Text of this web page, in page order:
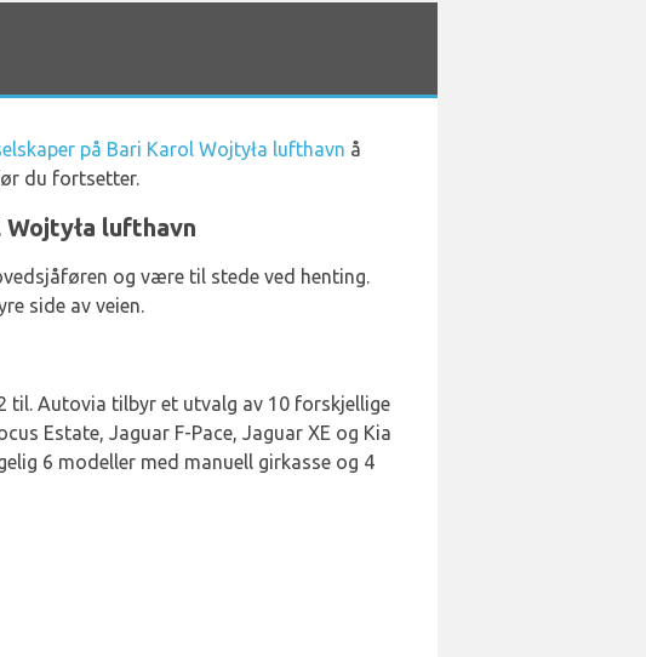
på Bari Karol Wojtyła lufthavn å
du fortsetter.
lufthavn
og være til stede ved henting.
side av veien.
til. Autovia tilbyr et utvalg av 10 forskjellige
Estate, Jaguar F-Pace, Jaguar XE og Kia
6 modeller med manuell girkasse og 4